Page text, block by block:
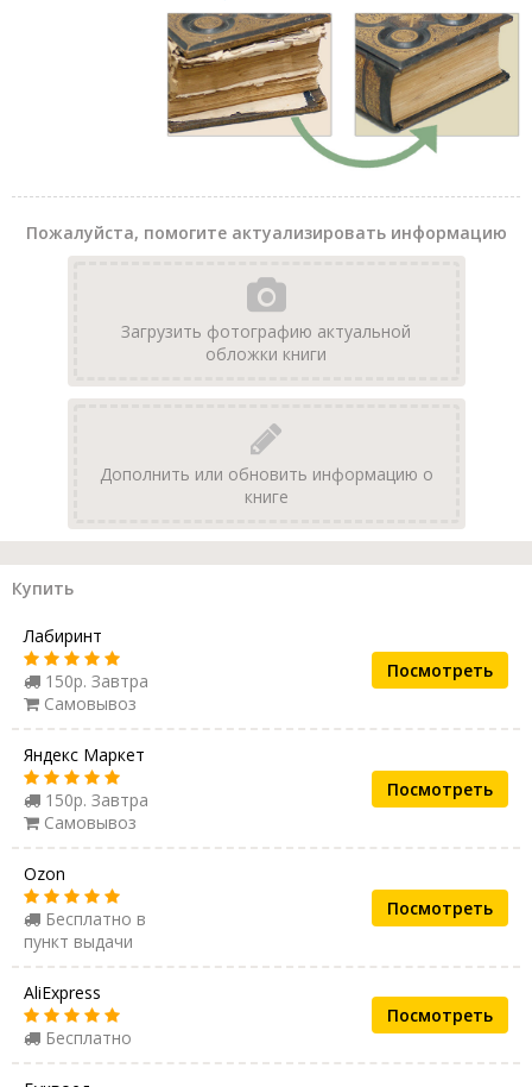
Пожалуйста, помогите актуализировать информацию
Загрузить фотографию актуальной
обложки книги
Дополнить или обновить информацию о
книге
Купить
Лабиринт
150р. Завтра
Самовывоз
Посмотреть
Яндекс Маркет
150р. Завтра
Самовывоз
Посмотреть
Ozon
Бесплатно в
пункт выдачи
Посмотреть
AliExpress
Бесплатно
Посмотреть